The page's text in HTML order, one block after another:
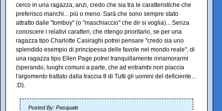
cerco in una ragazza, anzi, credo che sia tra le caratteristiche che
preferisco manchi... più o meno. Sarà che sono sempre stato
attratto dalle "tomboy" (o "maschiaccio" che dir si voglia)... Senza
conoscere i relativi caratteri, che ritengo prioritario, se per una
ragazza tipo Charlotte Casiraghi potrei pensare "credo sia uno
splendido esempio di principessa delle favole nel mondo reale", di
una ragazza tipo Ellen Page potrei tranquillamente innamorarmi
(sperando, luoghi comuni a parte, che ad entrambi non piaccia
l'argomento trattato dalla traccia 8 di Tutti gli uomini del deficiente...
:D).
Posted By: Pasquale